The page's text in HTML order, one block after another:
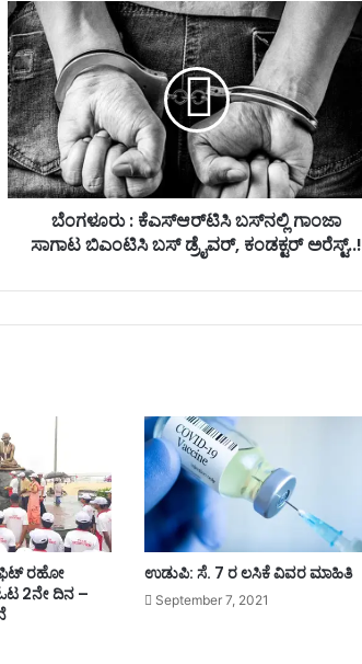
ಬೆಂ
ಗ
ಳೂ
ರು
:
ಕೆ
ಎ
ಸ್‌
ಆ
ಬ
ಜಾ
ಸಾ
ಗಾ
ಟ
ಬಿ
ಎಂ
ಟಿ
ಸಿ
ಬೆಂಗಳೂರು : ಕೆಎಸ್‌ಆರ್‌ಟಿಸಿ ಬಸ್‌ನಲ್ಲಿ ಗಾಂಜಾ
ಸಾಗಾಟ ಬಿಎಂಟಿಸಿ ಬಸ್‌ ಡ್ರೈವರ್, ಕಂಡಕ್ಟರ್‌ ಅರೆಸ್ಟ್‌..!
ರಹೋ
2ನೇ ದಿನ –
ಉಡುಪಿ: ಸೆ. 7 ರ ಲಸಿಕೆ ವಿವರ ಮಾಹಿತಿ
September 7, 2021